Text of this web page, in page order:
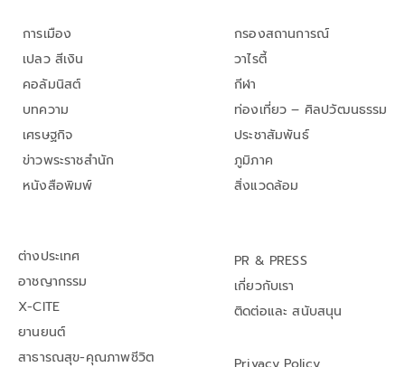
การเมือง
เปลว สีเงิน
คอลัมนิสต์
บทความ
เศรษฐกิจ
ข่าวพระราชสำนัก
หนังสือพิมพ์
กรองสถานการณ์
วาไรตี้
กีฬา
ท่องเที่ยว – ศิลปวัฒนธรรม
ประชาสัมพันธ์
ภูมิภาค
สิ่งแวดล้อม
ต่างประเทศ
อาชญากรรม
X-CITE
ยานยนต์
สาธารณสุข-คุณภาพชีวิต
PR & PRESS
เกี่ยวกับเรา
ติดต่อและ สนับสนุน